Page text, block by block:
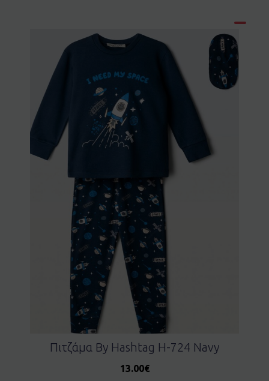
Πιτζάμα By Hashtag H-724 Navy
13.00€